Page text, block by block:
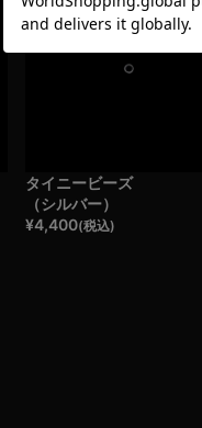
タイニービーズ
（シルバー）
¥4,400(税込)